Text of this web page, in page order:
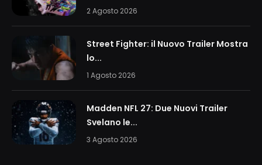
2 Agosto 2026
Street Fighter: il Nuovo Trailer Mostra
lo...
1 Agosto 2026
Madden NFL 27: Due Nuovi Trailer
Svelano le...
3 Agosto 2026